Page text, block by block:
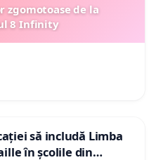
zgomotoase de la
8 Infinity
să includă Limba
în școlile din